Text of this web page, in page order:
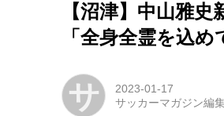
【沼津】中山雅
「全身全霊を込
サ
2023-01-17
サッカーマガジン編